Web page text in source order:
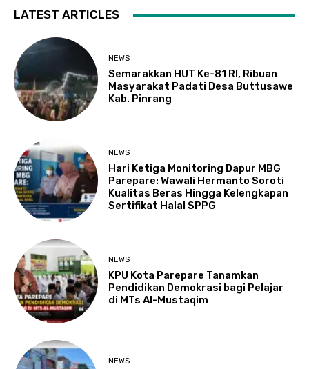
LATEST ARTICLES
NEWS
Semarakkan HUT Ke-81 RI, Ribuan
Masyarakat Padati Desa Buttusawe
Kab. Pinrang
NEWS
Hari Ketiga Monitoring Dapur MBG
Parepare: Wawali Hermanto Soroti
Kualitas Beras Hingga Kelengkapan
Sertifikat Halal SPPG
NEWS
KPU Kota Parepare Tanamkan
Pendidikan Demokrasi bagi Pelajar
di MTs Al-Mustaqim
NEWS